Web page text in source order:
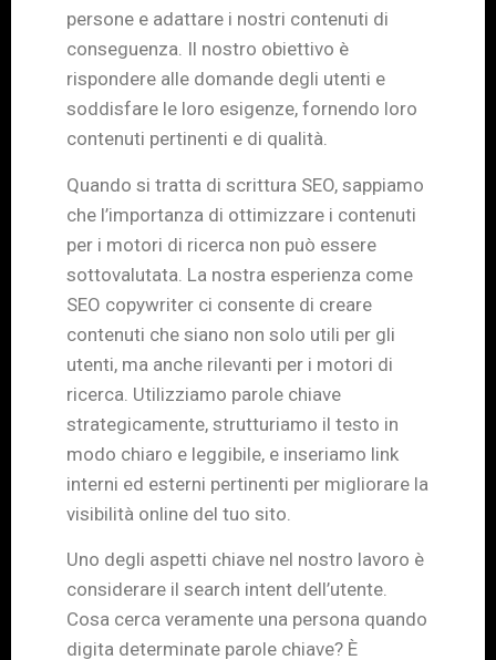
persone e adattare i nostri contenuti di
conseguenza. Il nostro obiettivo è
rispondere alle domande degli utenti e
soddisfare le loro esigenze, fornendo loro
contenuti pertinenti e di qualità.
Quando si tratta di scrittura SEO, sappiamo
che l’importanza di ottimizzare i contenuti
per i motori di ricerca non può essere
sottovalutata. La nostra esperienza come
SEO copywriter ci consente di creare
contenuti che siano non solo utili per gli
utenti, ma anche rilevanti per i motori di
ricerca. Utilizziamo parole chiave
strategicamente, strutturiamo il testo in
modo chiaro e leggibile, e inseriamo link
interni ed esterni pertinenti per migliorare la
visibilità online del tuo sito.
Uno degli aspetti chiave nel nostro lavoro è
considerare il search intent dell’utente.
Cosa cerca veramente una persona quando
digita determinate parole chiave? È